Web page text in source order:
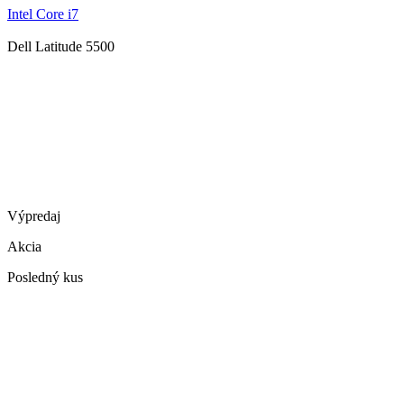
Intel Core i7
Dell Latitude 5500
Výpredaj
Akcia
Posledný kus